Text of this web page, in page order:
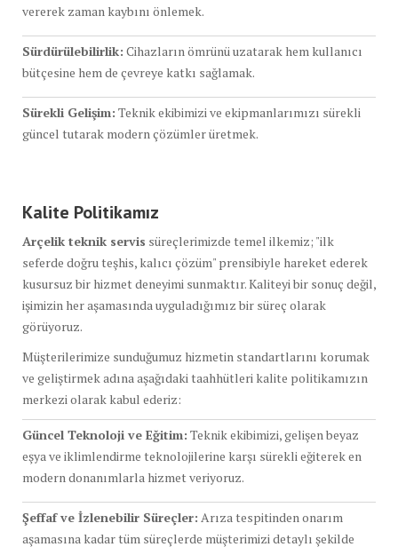
vererek zaman kaybını önlemek.
Sürdürülebilirlik: Cihazların ömrünü uzatarak hem kullanıcı
bütçesine hem de çevreye katkı sağlamak.
Sürekli Gelişim: Teknik ekibimizi ve ekipmanlarımızı sürekli
güncel tutarak modern çözümler üretmek.
Kalite Politikamız
Arçelik teknik servis süreçlerimizde temel ilkemiz; "ilk
seferde doğru teşhis, kalıcı çözüm" prensibiyle hareket ederek
kusursuz bir hizmet deneyimi sunmaktır. Kaliteyi bir sonuç değil,
işimizin her aşamasında uyguladığımız bir süreç olarak
görüyoruz.
Müşterilerimize sunduğumuz hizmetin standartlarını korumak
ve geliştirmek adına aşağıdaki taahhütleri kalite politikamızın
merkezi olarak kabul ederiz:
Güncel Teknoloji ve Eğitim: Teknik ekibimizi, gelişen beyaz
eşya ve iklimlendirme teknolojilerine karşı sürekli eğiterek en
modern donanımlarla hizmet veriyoruz.
Şeffaf ve İzlenebilir Süreçler: Arıza tespitinden onarım
aşamasına kadar tüm süreçlerde müşterimizi detaylı şekilde